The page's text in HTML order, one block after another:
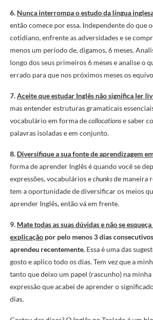
6. Nunca interrompa o estudo da língua
então comece por essa. Independente do que
cotidiano, enfrente as adversidades e se
menos um período de, digamos, 6 meses.
longo dos seus primeiros 6 meses e analise o
errado para que nos próximos meses os
7.Aceite que estudar Inglês não significa ler
mas entender estruturas gramaticais
vocabulário em forma decollocationse saber
palavras isoladas e em conjunto.
8. Diversifique a sua fonte de aprendizagem
forma de aprender Inglês é quando você se
expressões, vocabulários echunksde maneira
tem a oportunidade de diversificar os meios
aprender Inglês, então vá em frente.
9. Mate todas as suas dúvidas e não se
explicação por pelo menos 3 dias
aprendeu recentemente. Essa é uma das
gosto e aplico todo os dias. Tem vez que a
tanto que deixo um papel (rascunho) na minha
expressão que acabei de aprender o
dias.